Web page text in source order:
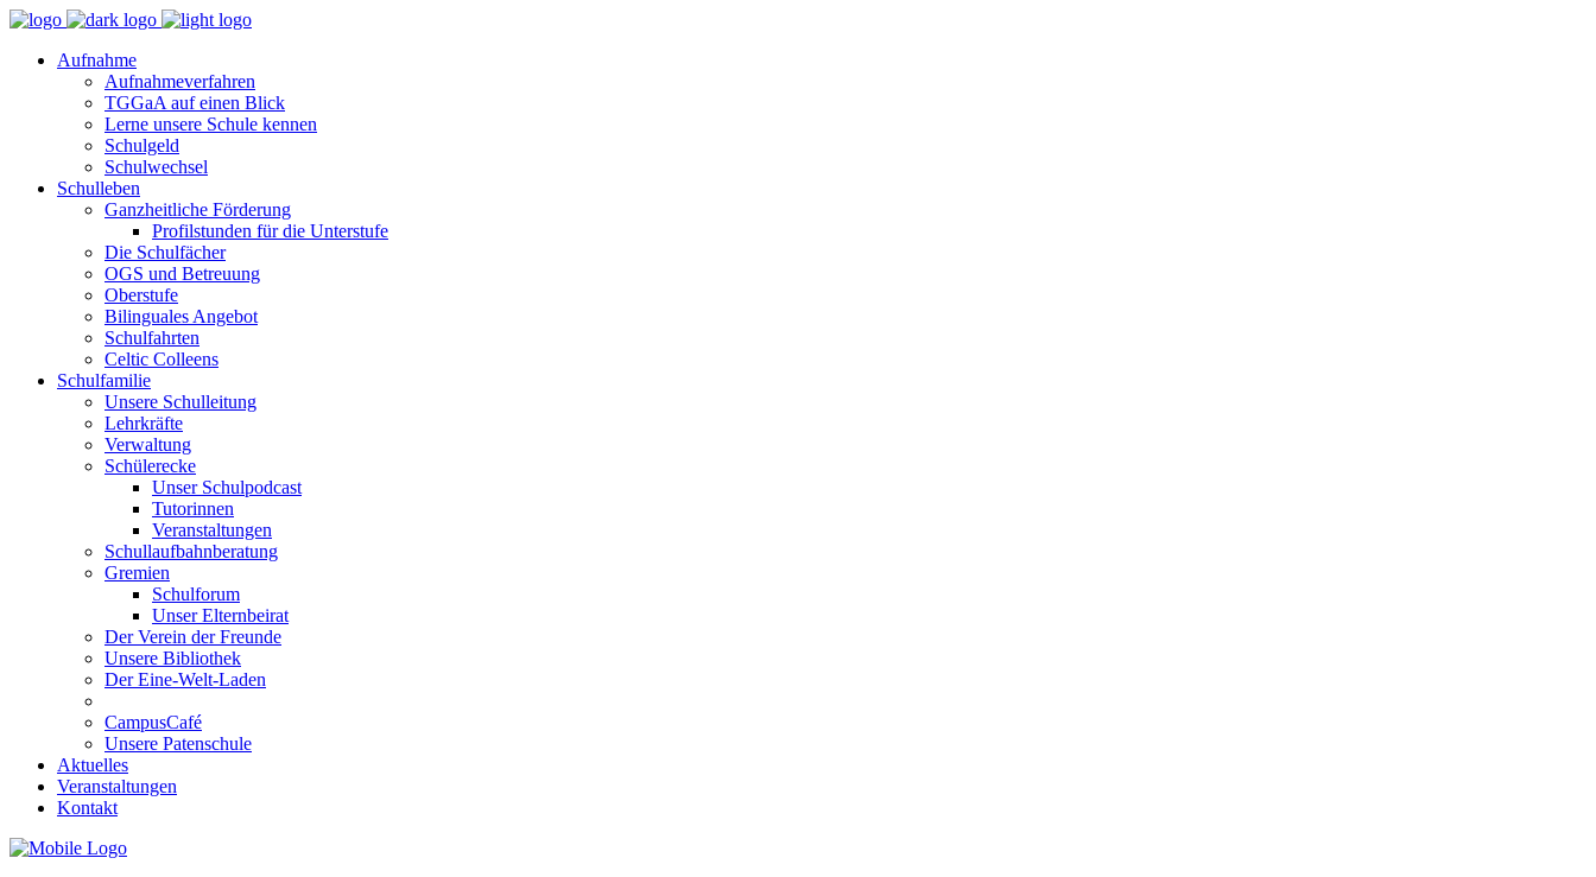
Aufnahme
Aufnahmeverfahren
TGGaA auf einen Blick
Lerne unsere Schule kennen
Schulgeld
Schulwechsel
Schulleben
Ganzheitliche Förderung
Profilstunden für die Unterstufe
Die Schulfächer
OGS und Betreuung
Oberstufe
Bilinguales Angebot
Schulfahrten
Celtic Colleens
Schulfamilie
Unsere Schulleitung
Lehrkräfte
Verwaltung
Schülerecke
Unser Schulpodcast
Tutorinnen
Veranstaltungen
Schullaufbahnberatung
Gremien
Schulforum
Unser Elternbeirat
Der Verein der Freunde
Unsere Bibliothek
Der Eine-Welt-Laden
CampusCafé
Unsere Patenschule
Aktuelles
Veranstaltungen
Kontakt